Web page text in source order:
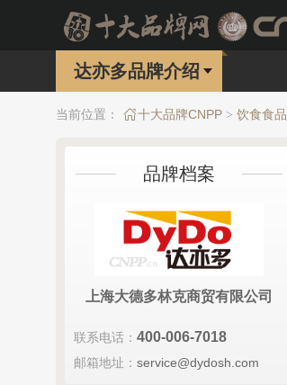
达亦多品牌介绍
当前位置： 十大品牌CNPP > 饮食食品
品牌档案
上海大德多林克商贸有限公司
联系电话： 400-006-7018
邮箱地址： service@dydosh.com